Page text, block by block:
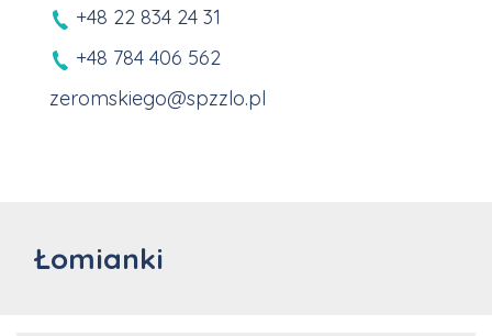
+48 22 834 24 31
+48 784 406 562
zeromskiego@spzzlo.pl
Łomianki